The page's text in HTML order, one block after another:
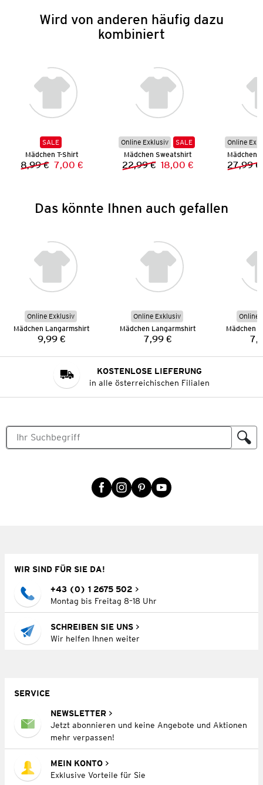
Wird von anderen häufig dazu
kombiniert
SALE
Mädchen T-Shirt
Vorheriger Preis:
8,99 € Neuer Preis:
7,00 €
Online Exklusiv
SALE
Mädchen Sweatshirt
Vorheriger Preis:
22,99 € Neuer Preis:
18,00 €
Online
Mädchen
27,99 €
Das könnte Ihnen auch gefallen
Online Exklusiv
Mädchen Langarmshirt
Preis:
9,99 €
Online Exklusiv
Mädchen Langarmshirt
Preis:
7,99 €
Online
Mädchen
KOSTENLOSE LIEFERUNG
in alle österreichischen Filialen
WIR SIND FÜR SIE DA!
+43 (0) 1 2675 502
Montag bis Freitag 8–18 Uhr
SCHREIBEN SIE UNS
Wir helfen Ihnen weiter
SERVICE
NEWSLETTER
Jetzt abonnieren und keine Angebote und Aktionen
mehr verpassen!
MEIN KONTO
Exklusive Vorteile für Sie